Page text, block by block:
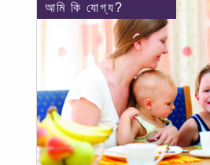
আমি কি যোগ্য?